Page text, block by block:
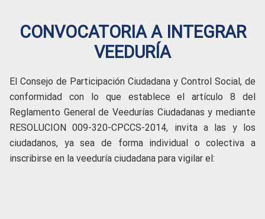
CONVOCATORIA A INTEGRAR
VEEDURÍA
El Consejo de Participación Ciudadana y Control Social, de
conformidad con lo que establece el artículo 8 del
Reglamento General de Veedurías Ciudadanas y mediante
RESOLUCION 009-320-CPCCS-2014, invita a las y los
ciudadanos, ya sea de forma individual o colectiva a
inscribirse en la veeduría ciudadana para vigilar el: